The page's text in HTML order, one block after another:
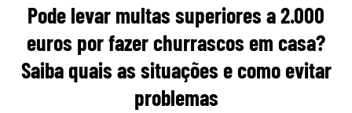
Pode levar multas superiores a 2.000
euros por fazer churrascos em casa?
Saiba quais as situações e como evitar
problemas